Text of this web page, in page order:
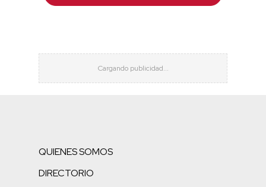
QUIENES SOMOS
DIRECTORIO